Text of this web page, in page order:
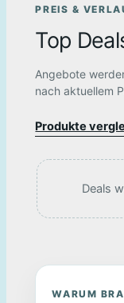
PREIS &
Top
Angebote
nach aktuellem
Produkte
Deals
WARUM